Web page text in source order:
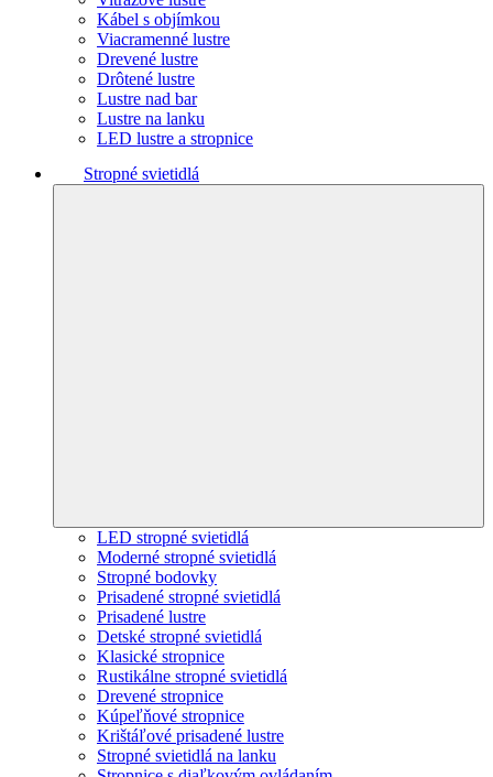
Kábel s objímkou
Viacramenné lustre
Drevené lustre
Drôtené lustre
Lustre nad bar
Lustre na lanku
LED lustre a stropnice
Stropné svietidlá
LED stropné svietidlá
Moderné stropné svietidlá
Stropné bodovky
Prisadené stropné svietidlá
Prisadené lustre
Detské stropné svietidlá
Klasické stropnice
Rustikálne stropné svietidlá
Drevené stropnice
Kúpeľňové stropnice
Krištáľové prisadené lustre
Stropné svietidlá na lanku